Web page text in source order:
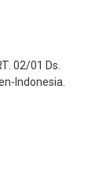
02/01 Ds.
Indonesia.